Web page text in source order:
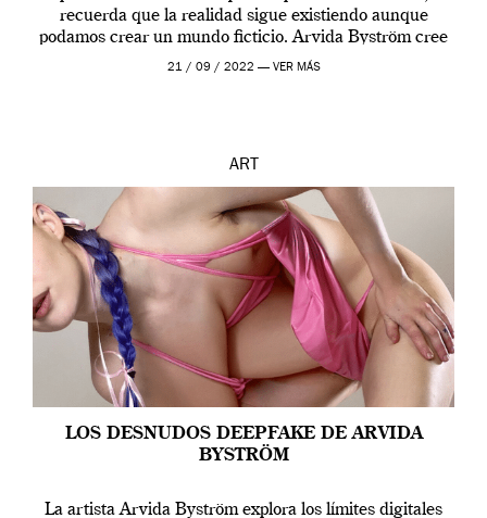
recuerda que la realidad sigue existiendo aunque
podamos crear un mundo ficticio. Arvida Byström cree
que los humanos tienen un complejo […]
21 / 09 / 2022 — VER MÁS
ART
LOS DESNUDOS DEEPFAKE DE ARVIDA
BYSTRÖM
La artista Arvida Byström explora los límites digitales